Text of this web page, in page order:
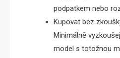
podpatkem nebo
Kupovat bez
Minimálně
model s totožnou